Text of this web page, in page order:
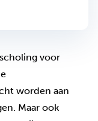
voor
worden aan
Maar ook